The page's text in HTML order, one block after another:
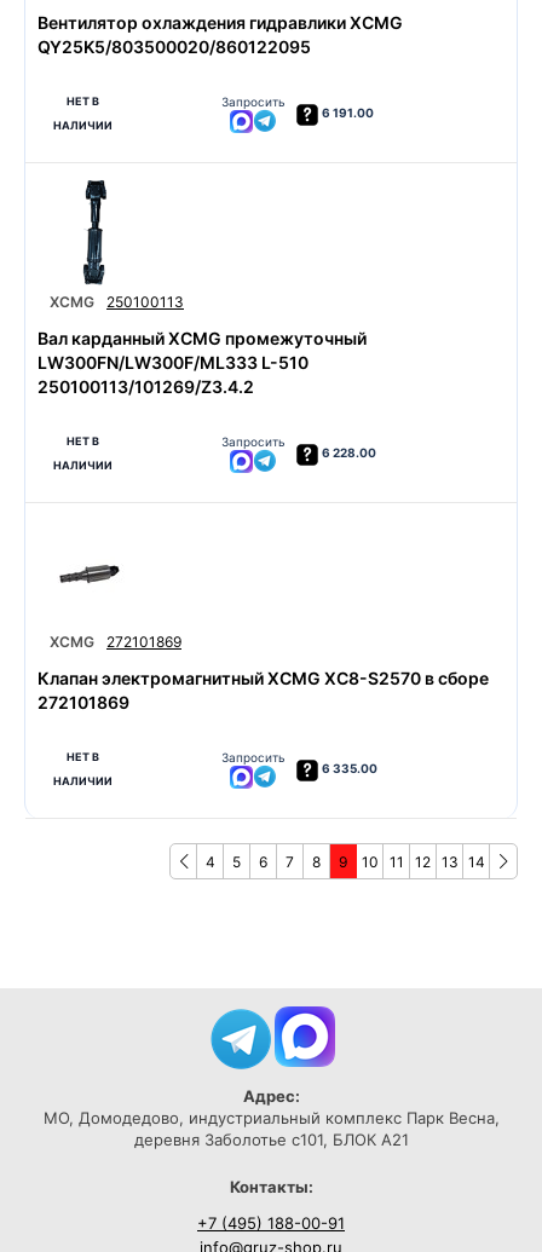
Вентилятор охлаждения гидравлики XCMG
QY25K5/803500020/860122095
НЕТ В
НАЛИЧИИ
Запросить
6 191.00
XCMG 250100113
Вал карданный XCMG промежуточный
LW300FN/LW300F/ML333 L-510
250100113/101269/Z3.4.2
НЕТ В
НАЛИЧИИ
Запросить
6 228.00
XCMG 272101869
Клапан электромагнитный XCMG XC8-S2570 в сборе
272101869
НЕТ В
НАЛИЧИИ
Запросить
6 335.00
4 5 6 7 8 9 10 11 12 13 14
Адрес:
МО, Домодедово, индустриальный комплекс Парк Весна,
деревня Заболотье с101, БЛОК А21
Контакты:
+7 (495) 188-00-91
info@gruz-shop.ru